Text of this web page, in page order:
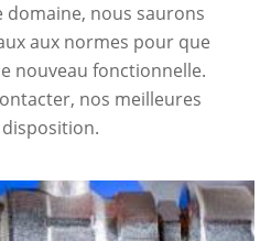
domaine, nous saurons
aux normes pour que
nouveau fonctionnelle.
nos meilleures